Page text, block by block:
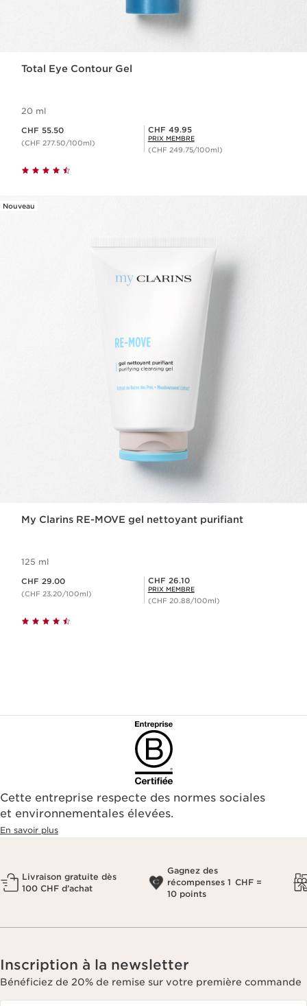
Total Eye Contour Gel
20 ml
CHF 55.50
(CHF 277.50/100ml)
Prix Sérénité CHF 49.95
CHF 49.95
PRIX MEMBRE
(CHF 249.75/100ml)
Nouveau
My Clarins RE-MOVE gel nettoyant purifiant
125 ml
CHF 29.00
(CHF 23.20/100ml)
Prix Sérénité CHF 26.10
CHF 26.10
PRIX MEMBRE
(CHF 20.88/100ml)
Cette entreprise respecte des normes sociales
et environnementales élevées.
En savoir plus
Livraison gratuite dès
100 CHF d’achat
Gagnez des
récompenses 1 CHF =
10 points
Inscription à la newsletter
Bénéficiez de 20% de remise sur votre première commande